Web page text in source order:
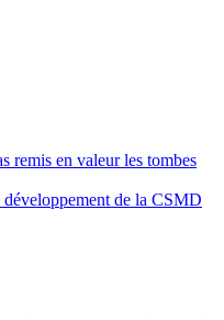
remis en valeur les tombes
de la CSMD